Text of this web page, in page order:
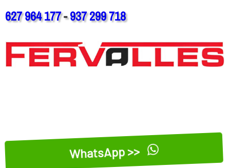
627 964 177-937 299 718
WhatsApp >>